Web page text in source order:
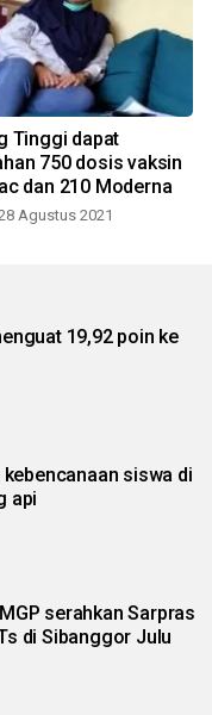
Tinggi dapat
750 dosis vaksin
dan 210 Moderna
Agustus 2021
19,92 poin ke
siswa di
api
serahkan Sarpras
di Sibanggor Julu